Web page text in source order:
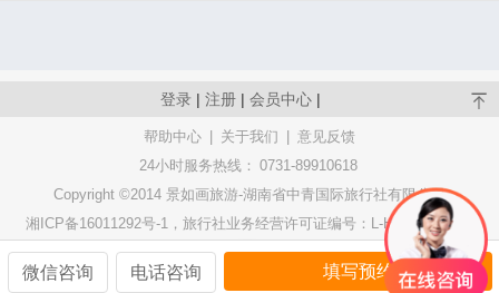
填写预约
微信咨询 电话咨询
登录 | 注册 | 会员中心 |
帮助中心 | 关于我们 | 意见反馈
24小时服务热线： 0731-89910618
Copyright ©2014 景如画旅游-湖南省中青国际旅行社有限公司
湘ICP备16011292号-1，旅行社业务经营许可证编号：L-HUN-CJ00054